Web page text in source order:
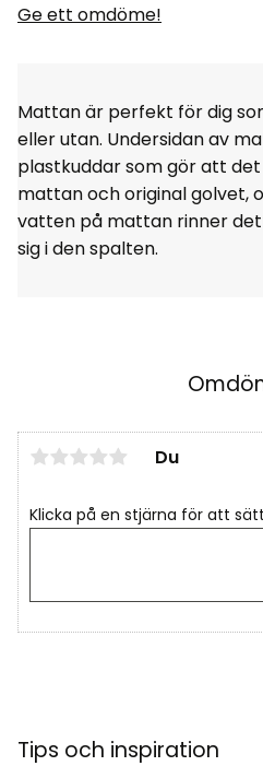
Ge ett omdöme!
Mattan är perfekt för dig
eller utan. Undersidan av
plastkuddar som gör att
mattan och original golvet,
vatten på mattan rinner
sig i den spalten.
Du
Klicka på en stjärna för att
Tips och inspiration